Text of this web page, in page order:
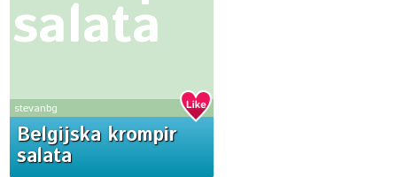
salata
stevanbg
Belgijska krompir
salata